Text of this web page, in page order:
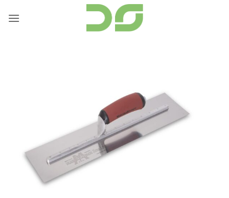
naar